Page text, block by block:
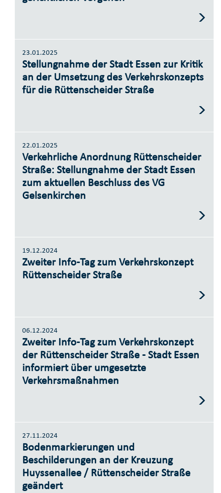
23.01.2025
Stellungnahme der Stadt Essen zur Kritik
an der Umsetzung des Verkehrskonzepts
für die Rüttenscheider Straße
22.01.2025
Verkehrliche Anordnung Rüttenscheider
Straße: Stellungnahme der Stadt Essen
zum aktuellen Beschluss des VG
Gelsenkirchen
19.12.2024
Zweiter Info-Tag zum Verkehrskonzept
Rüttenscheider Straße
06.12.2024
Zweiter Info-Tag zum Verkehrskonzept
der Rüttenscheider Straße - Stadt Essen
informiert über umgesetzte
Verkehrsmaßnahmen
27.11.2024
Bodenmarkierungen und
Beschilderungen an der Kreuzung
Huyssenallee / Rüttenscheider Straße
geändert